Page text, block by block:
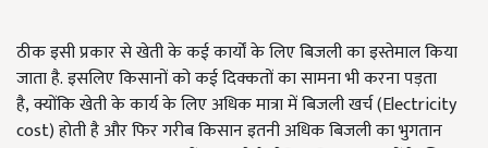
ठीक इसी प्रकार से खेती के कई कार्यों के लिए बिजली का इस्तेमाल किया
जाता है. इसलिए किसानों को कई दिक्कतों का सामना भी करना पड़ता
है, क्योंकि खेती के कार्य के लिए अधिक मात्रा में बिजली खर्च (Electricity
cost)होती है और फिर गरीब किसान इतनी अधिक बिजली का भुगतान